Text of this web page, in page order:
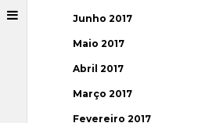
Junho 2017
Maio 2017
Abril 2017
Março 2017
Fevereiro 2017